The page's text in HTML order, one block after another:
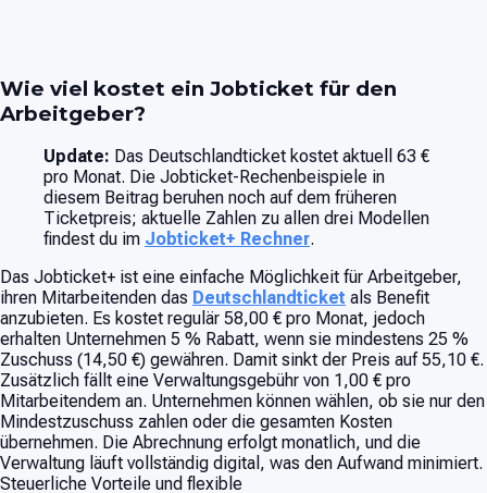
Wie viel kostet ein Jobticket für den
Arbeitgeber?
Update: Das Deutschlandticket kostet aktuell 63 €
pro Monat. Die Jobticket-Rechenbeispiele in
diesem Beitrag beruhen noch auf dem früheren
Ticketpreis; aktuelle Zahlen zu allen drei Modellen
findest du im Jobticket+ Rechner.
Das Jobticket+ ist eine einfache Möglichkeit für Arbeitgeber,
ihren Mitarbeitenden das Deutschlandticket als Benefit
anzubieten. Es kostet regulär 58,00 € pro Monat, jedoch
erhalten Unternehmen 5 % Rabatt, wenn sie mindestens 25 %
Zuschuss (14,50 €) gewähren. Damit sinkt der Preis auf 55,10 €.
Zusätzlich fällt eine Verwaltungsgebühr von 1,00 € pro
Mitarbeitendem an. Unternehmen können wählen, ob sie nur den
Mindestzuschuss zahlen oder die gesamten Kosten
übernehmen. Die Abrechnung erfolgt monatlich, und die
Verwaltung läuft vollständig digital, was den Aufwand minimiert.
Steuerliche Vorteile und flexible